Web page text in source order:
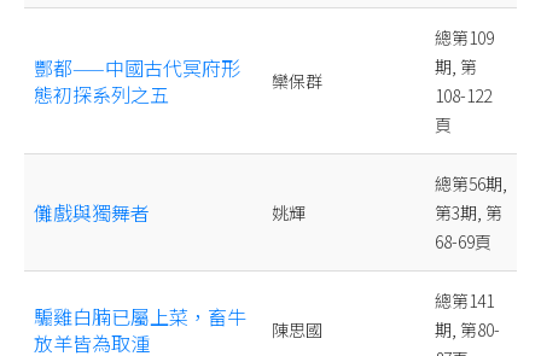
酆都——中國古代冥府形
態初探系列之五
欒保群
總第109
期, 第
108-122
頁
儺戲與獨舞者 姚輝
總第56期,
第3期, 第
68-69頁
騸雞白腩已屬上菜，畜牛
放羊皆為取湩
陳思國
總第141
期, 第80-